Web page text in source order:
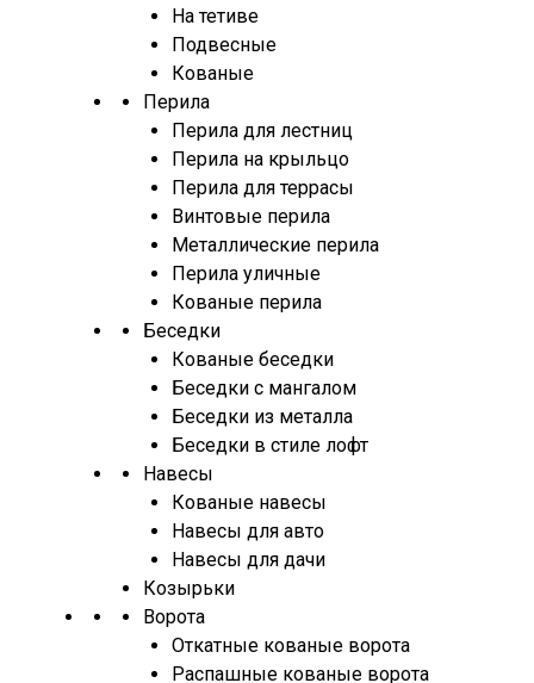
На тетиве
Подвесные
Кованые
Перила
Перила для лестниц
Перила на крыльцо
Перила для террасы
Винтовые перила
Металлические перила
Перила уличные
Кованые перила
Беседки
Кованые беседки
Беседки с мангалом
Беседки из металла
Беседки в стиле лофт
Навесы
Кованые навесы
Навесы для авто
Навесы для дачи
Козырьки
Ворота
Откатные кованые ворота
Распашные кованые ворота